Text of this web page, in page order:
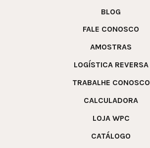
BLOG
FALE CONOSCO
AMOSTRAS
LOGÍSTICA REVERSA
TRABALHE CONOSCO
CALCULADORA
LOJA WPC
CATÁLOGO